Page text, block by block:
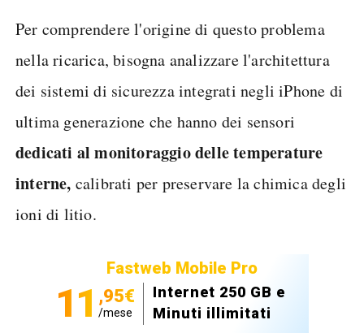
Per comprendere l'origine di questo problema
nella ricarica, bisogna analizzare l'architettura
dei sistemi di sicurezza integrati negli iPhone di
ultima generazione che hanno dei sensori
dedicati al monitoraggio delle temperature
interne, calibrati per preservare la chimica degli
ioni di litio.
Fastweb Mobile Pro
11 ,95€
/mese
Internet 250 GB e
Minuti illimitati